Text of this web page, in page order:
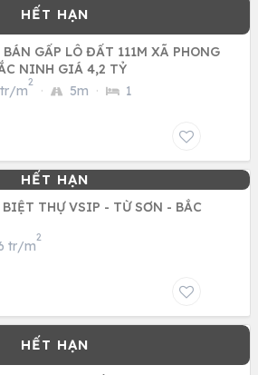
GẤP LÔ ĐẤT 111M XÃ PHONG
NINH GIÁ 4,2 TỶ
m
2
· 5m · 1
THỰ VSIP - TỪ SƠN - BẮC
tr/m
2